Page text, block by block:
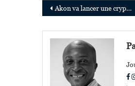
Navigation
de
l’article
Akon va lancer une crypto-monnaie et une crypto city, une ville futuriste près de Dakar